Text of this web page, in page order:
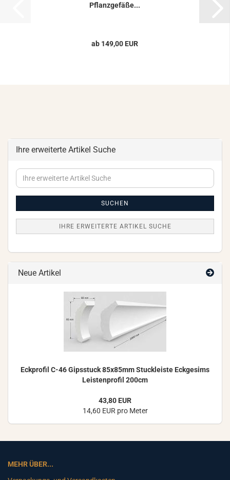
Pflanz­ge­fä­ße...
ab 149,00 EUR
Ihre erweiterte Artikel Suche
Ihre
erweiterte
SUCHEN
IHRE ERWEITERTE ARTIKEL SUCHE
Neue Artikel
Eck­pro­fil C-46 Gips­stuck 85x85mm Stuck­leis­te Eck­ge­sims
Leis­ten­pro­fil 200cm
43,80 EUR
14,60 EUR pro Meter
MEHR ÜBER...